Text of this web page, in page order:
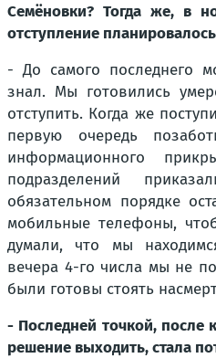
Семёновки? Тогда же, в
отступление
- До самого последнего
знал. Мы готовились
отступить. Когда же
первую очередь
информационного
подразделений
обязательном порядке
мобильные телефоны,
думали, что мы
вечера 4-го числа мы не
были готовы стоять
- Последней точкой, после
решение выходить, стала